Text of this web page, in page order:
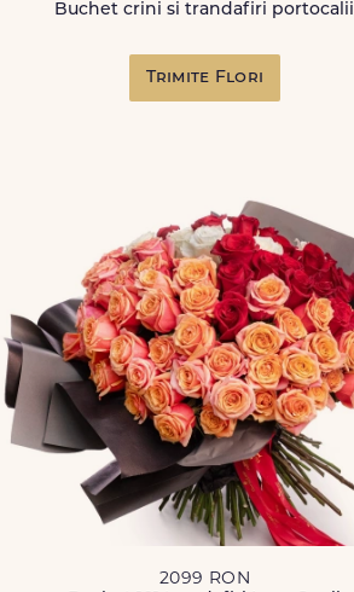
Buchet crini si trandafiri portocalii
Trimite Flori
2099 RON